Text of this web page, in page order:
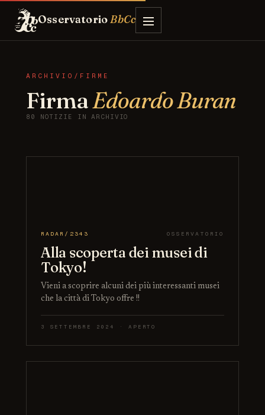
OsservatorioBbCc
ARCHIVIO/FIRME
FirmaEdoardo Buran
80 NOTIZIE IN ARCHIVIO
RADAR/2343 OSSERVATORIO
Alla scoperta dei musei di
Tokyo!
Vieni a scoprire alcuni dei più interessanti musei
che la città di Tokyo offre !!
3 SETTEMBRE 2024 · APERTO